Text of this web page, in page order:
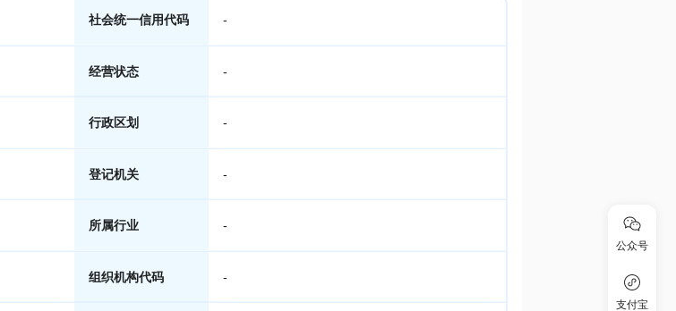
社会统一信用代码 -
经营状态 -
行政区划 -
登记机关 -
所属行业 -
组织机构代码 -
公众号
支付宝